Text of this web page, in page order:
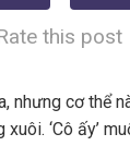
this post
nhưng cơ thể
xuôi. ‘Cô ấy’